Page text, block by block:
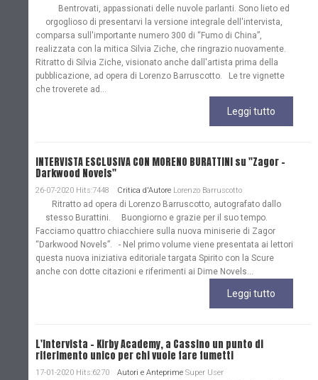
Bentrovati, appassionati delle nuvole parlanti. Sono lieto ed
orgoglioso di presentarvi la versione integrale dell'intervista,
comparsa sull'importante numero 300 di “Fumo di China”,
realizzata con la mitica Silvia Ziche, che ringrazio nuovamente.
Ritratto di Silvia Ziche, visionato anche dall'artista prima della
pubblicazione, ad opera di Lorenzo Barruscotto. Le tre vignette
che troverete ad...
Leggi tutto
INTERVISTA ESCLUSIVA CON MORENO BURATTINI su "Zagor -
Darkwood Novels"
26-07-2020 Hits:7448 Critica d'Autore Lorenzo Barruscotto
Ritratto ad opera di Lorenzo Barruscotto, autografato dallo
stesso Burattini. Buongiorno e grazie per il suo tempo.
Facciamo quattro chiacchiere sulla nuova miniserie di Zagor
“Darkwood Novels”. - Nel primo volume viene presentata ai lettori
questa nuova iniziativa editoriale targata Spirito con la Scure
anche con dotte citazioni e riferimenti ai Dime Novels...
Leggi tutto
L'Intervista - Kirby Academy, a Cassino un punto di
riferimento unico per chi vuole fare fumetti
17-01-2020 Hits:6270 Autori e Anteprime Super User